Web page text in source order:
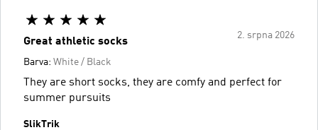
2. srpna 2026
Great athletic socks
Barva: White / Black
They are short socks, they are comfy and perfect for
summer pursuits
SlikTrik